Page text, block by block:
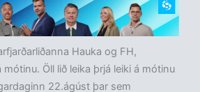
Hauka og FH,
Öll lið leika þrjá leiki á mótinu
22.ágúst þar sem